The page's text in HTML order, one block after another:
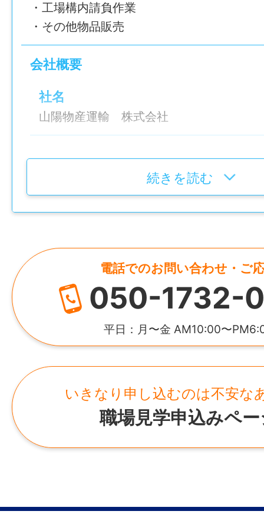
【月収詳細】
●モデル月収A（休日出勤3日程度＋時間外
基本給 ：184,800円（日給8,400円
×1.25×3）
運行時間外手当：126,100円（業務量、業
通勤手当 ：3,800円（参考金額）
▶▶月収 346,200円
●モデル月収Ｂ（休日出勤なし＋時間外10
基本給 ：184,800円（日給8,400円
通勤手当 ：3,344円（参考金額）
▶▶月収 280,354円
給与モデル
【年収モデル例】
40代男性の場合
・未経験者：380万円
・経験者 ：450万円
年2回 計1.5ヶ月分 ※前年度実績
●15:15退社OK！
験がなくても問題ありません。
——————
仕事内容変更の可能性：なし
場内
勤務地変更の可能性：なし
最寄り駅
JR山陽本線「岩国駅」より徒歩15分
給与
【月収詳細】
●モデル月収A（休日出勤3日程度＋時間外
運行時間外手当：126,100円（業務量、業
・工場構内請負作業
・その他物品販売
会社概要
社名
山陽物産運輸 株式会社
設立
代表者
1,000万円
山口県山陽小野田市セメント町8番14号
・岩国事業所
山口県岩国市飯田町2-8-1 日本製紙（
内
続きを読む
電話でのお問い合わせ・ご
050-1732-
平日：月〜金 AM10:00〜
いきなり申し込むのは不安な
職場見学申込みペ